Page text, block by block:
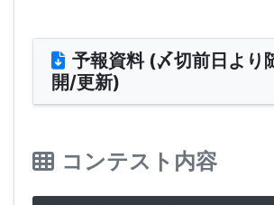
予報資料 (〆切前日より
開/更新)
コンテスト内容